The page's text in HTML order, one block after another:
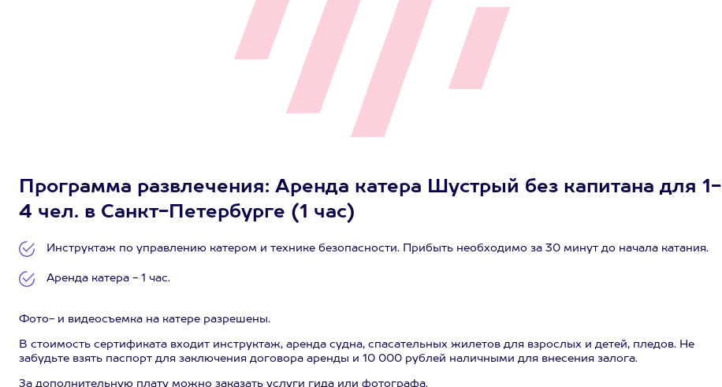
Программа развлечения: Аренда катера Шустрый без капитана для 1-
4 чел. в Санкт-Петербурге (1 час)
Инструктаж по управлению катером и технике безопасности. Прибыть необходимо за 30 минут до начала катания.
Аренда катера - 1 час.
Фото- и видеосъемка на катере разрешены.
В стоимость сертификата входит инструктаж, аренда судна, спасательных жилетов для взрослых и детей, пледов. Не
забудьте взять паспорт для заключения договора аренды и 10 000 рублей наличными для внесения залога.
За дополнительную плату можно заказать услуги гида или фотографа.